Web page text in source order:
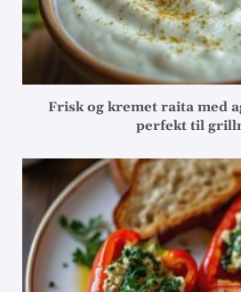
Frisk og kremet raita med
perfekt til